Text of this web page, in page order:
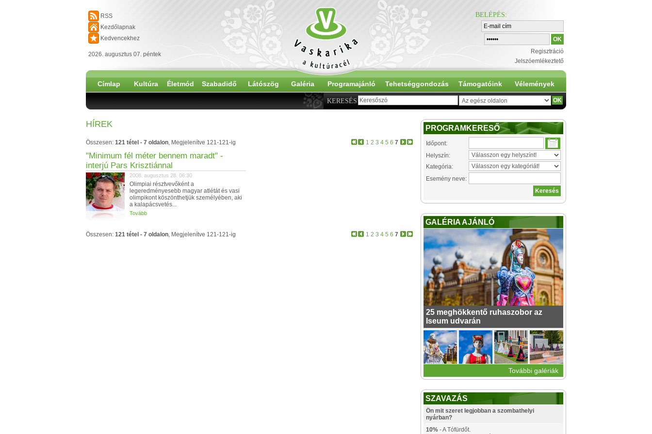
RSS
Kezdőlapnak
Kedvencekhez
2026. augusztus 07. péntek
BELÉPÉS:
Regisztráció
Jelszóemlékeztető
Címlap Kultúra Életmód Szabadidő Látószög Galéria Programajánló Tehetséggondozás Támogatóink Vélemények
KERESÉS
HÍREK
1 2 3 4 5 6 7
Összesen: 121 tétel - 7 oldalon, Megjelenítve 121-121-ig
"Minimum fél méter bennem maradt" -
interjú Pars Krisztiánnal
2008. augusztus 28. 06:30
Olimpiai résztvevőként a
legeredményesebb magyar atlétát és vasi
olimpikont köszönthetjük személyében, aki
a kalapácsvetés...
Tovább
1 2 3 4 5 6 7
Összesen: 121 tétel - 7 oldalon, Megjelenítve 121-121-ig
PROGRAMKERESŐ
Időpont:
Helyszín:
Kategória:
Esemény neve:
GALÉRIA AJÁNLÓ
25 meghökkentő ruhaszobor az
Iseum udvarán
További galériák
SZAVAZÁS
Ön mit szeret legjobban a szombathelyi
nyárban?
10% - A Tófürdőt.